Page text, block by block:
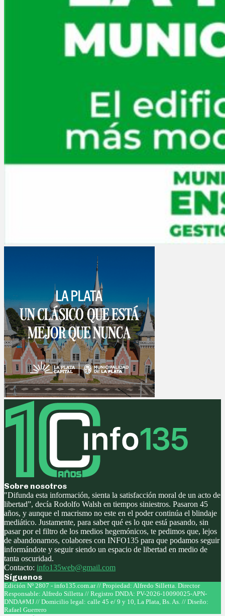
Sobre nosotros
"Difunda esta información, sienta la satisfacción moral de un acto de
libertad”, decía Rodolfo Walsh en tiempos siniestros. Pasaron 45
años, y aunque el macrismo no este en el poder continúa el blindaje
mediático. Justamente, para saber qué es lo que está pasando, sin
pasar por el filtro de los medios hegemónicos, te pedimos que, lejos
de abandonarnos, colabores con INFO135 para que podamos seguir
informándote y seguir siendo un espacio de libertad en medio de
tanta oscuridad.
Contacto: info135web@gmail.com
Síguenos
Facebook
Twitter
Instagram
Youtube
Edición Nº 2807 - info135.com.ar // Propiedad: Alfredo Silletta. Director
Responsable: Alfredo Silletta // Registro DNDA: PV-2026-10090025-APN-
DNDA#MJ // Domicilio legal: calle 45 e/ 9 y 10, La Plata, Bs. As. // Diseño:
Rafael Guerrero